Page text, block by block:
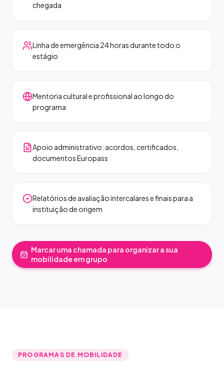
chegada
Linha de emergência 24 horas durante todo o
estágio
Mentoria cultural e profissional ao longo do
programa
Apoio administrativo: acordos, certificados,
documentos Europass
Relatórios de avaliação intercalares e finais para a
instituição de origem
Marcar uma chamada para organizar a sua
mobilidade em grupo
PROGRAMAS DE MOBILIDADE